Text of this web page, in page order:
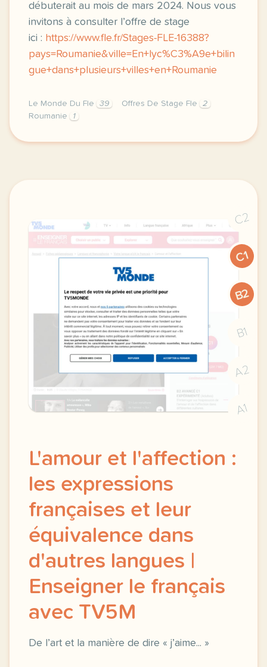
débuterait au mois de mars 2024. Nous vous
invitons à consulter l’offre de stage
ici : https://www.fle.fr/Stages-FLE-16388?
pays=Roumanie&ville=En+lyc%C3%A9e+bilin
gue+dans+plusieurs+villes+en+Roumanie
Le Monde Du Fle 39 Offres De Stage Fle
2
Roumanie
1
bonjour a toutes et a tous l institut francais de
C2
C1
B2
B1
A2
A1
L'amour et l'affection :
les expressions
françaises et leur
équivalence dans
d'autres langues |
Enseigner le français
avec TV5M
De l’art et la manière de dire « j’aime... »